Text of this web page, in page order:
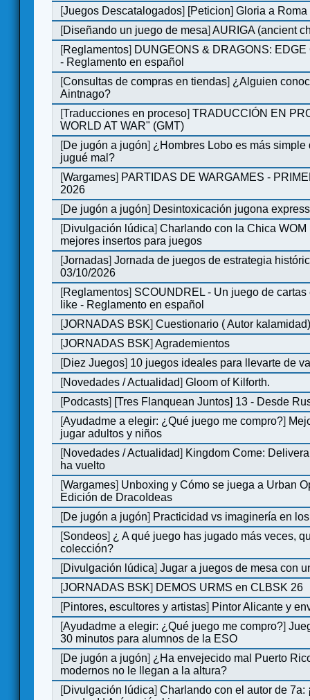
[Juegos Descatalogados] [Peticion] Gloria a Roma
[Diseñando un juego de mesa]AURIGA (ancient
[Reglamentos] DUNGEONS & DRAGONS:
- Reglamento en español
[Consultas de compras en tiendas] ¿Alguien
Aintnago?
[Traducciones en proceso]TRADUCCIÓN EN
WORLD AT WAR" (GMT)
[De jugón a jugón] ¿Hombres Lobo es más simple
jugué mal?
[Wargames] PARTIDAS DE WARGAMES -
2026
[De jugón a jugón] Desintoxicación jugona express
[Divulgación lúdica]Charlando con la Chica WOM
mejores insertos para juegos
[Jornadas]Jornada de juegos de estrategia
03/10/2026
[Reglamentos] SCOUNDREL - Un juego de
like - Reglamento en español
[JORNADAS BSK]Cuestionario ( Autor
[JORNADAS BSK]Agrademientos
[Diez Juegos] 10 juegos ideales para llevarte de
[Novedades / Actualidad]Gloom of Kilforth.
[Podcasts] [Tres Flanquean Juntos] 13 - Desde
[Ayudadme a elegir: ¿Qué juego me compro?]
jugar adultos y niños
[Novedades / Actualidad] Kingdom Come:
ha vuelto
[Wargames] Unboxing y Cómo se juega a Urban
Edición de DracoIdeas
[De jugón a jugón] Practicidad vs imaginería en
[Sondeos] ¿ A qué juego has jugado más veces,
colección?
[Divulgación lúdica]Jugar a juegos de mesa con
[JORNADAS BSK] DEMOS URMS en CLBSK 26
[Pintores, escultores y artistas] Pintor Alicante y
[Ayudadme a elegir: ¿Qué juego me compro?]
30 minutos para alumnos de la ESO
[De jugón a jugón] ¿Ha envejecido mal Puerto
modernos no le llegan a la altura?
[Divulgación lúdica]Charlando con el autor de 7a: